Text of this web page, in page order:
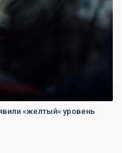
«желтый» уровень